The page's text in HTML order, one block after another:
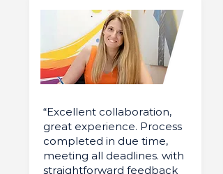
“Excellent collaboration,
great experience. Process
completed in due time,
meeting all deadlines. with
straightforward feedback